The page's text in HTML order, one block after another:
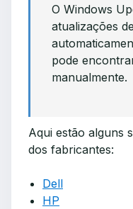
O Windows
atualizações
pode
manualmente.
Aqui estão alguns
dos fabricantes:
Dell
HP